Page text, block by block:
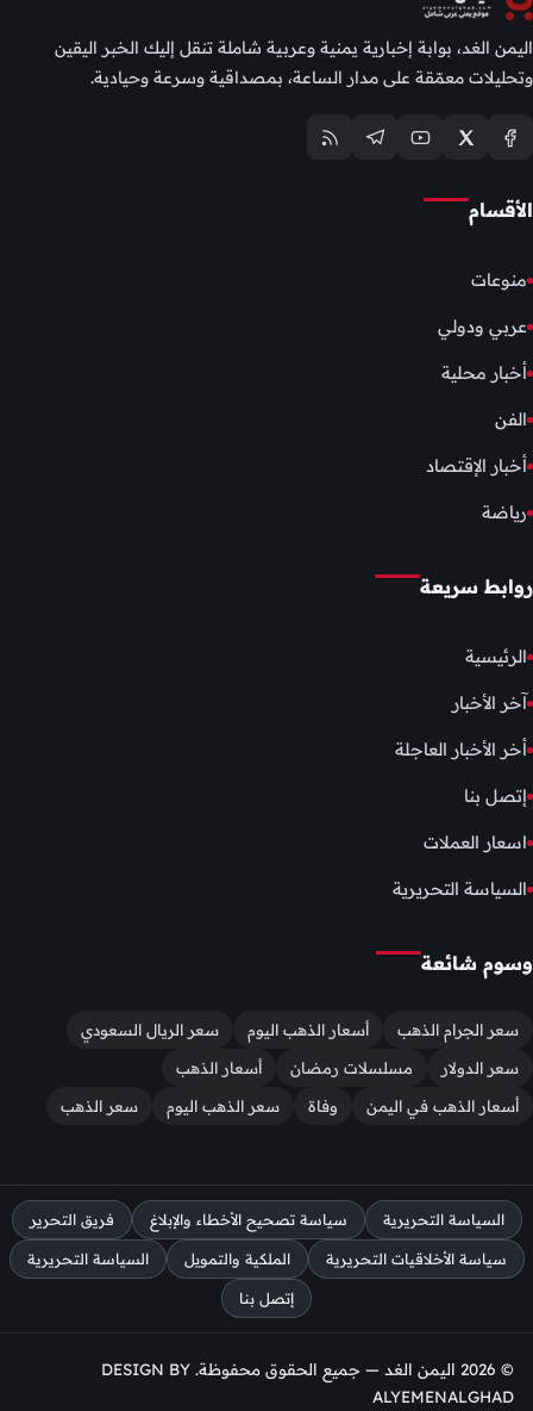
اليمن الغد، بوابة إخبارية يمنية وعربية شاملة تنقل إليك الخبر اليقين
وتحليلات معمّقة على مدار الساعة، بمصداقية وسرعة وحيادية.
الأقسام
منوعات
عربي ودولي
أخبار محلية
الفن
أخبار الإقتصاد
رياضة
روابط سريعة
الرئيسية
آخر الأخبار
أخر الأخبار العاجلة
إتصل بنا
اسعار العملات
السياسة التحريرية
وسوم شائعة
سعر الجرام الذهب أسعار الذهب اليوم
سعر الريال السعودي
سعر الدولار
مسلسلات رمضان
أسعار الذهب
أسعار الذهب في اليمن
وفاة سعر الذهب اليوم سعر الذهب
السياسة التحريرية سياسة تصحيح الأخطاء والإبلاغ فريق التحرير
سياسة الأخلاقيات التحريرية الملكية والتمويل السياسة التحريرية
إتصل بنا
© 2026 اليمن الغد — جميع الحقوق محفوظة. DESIGN BY
ALYEMENALGHAD